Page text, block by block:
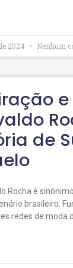
2024 Nenhum
de
Rocha é
brasileiro.
redes de moda